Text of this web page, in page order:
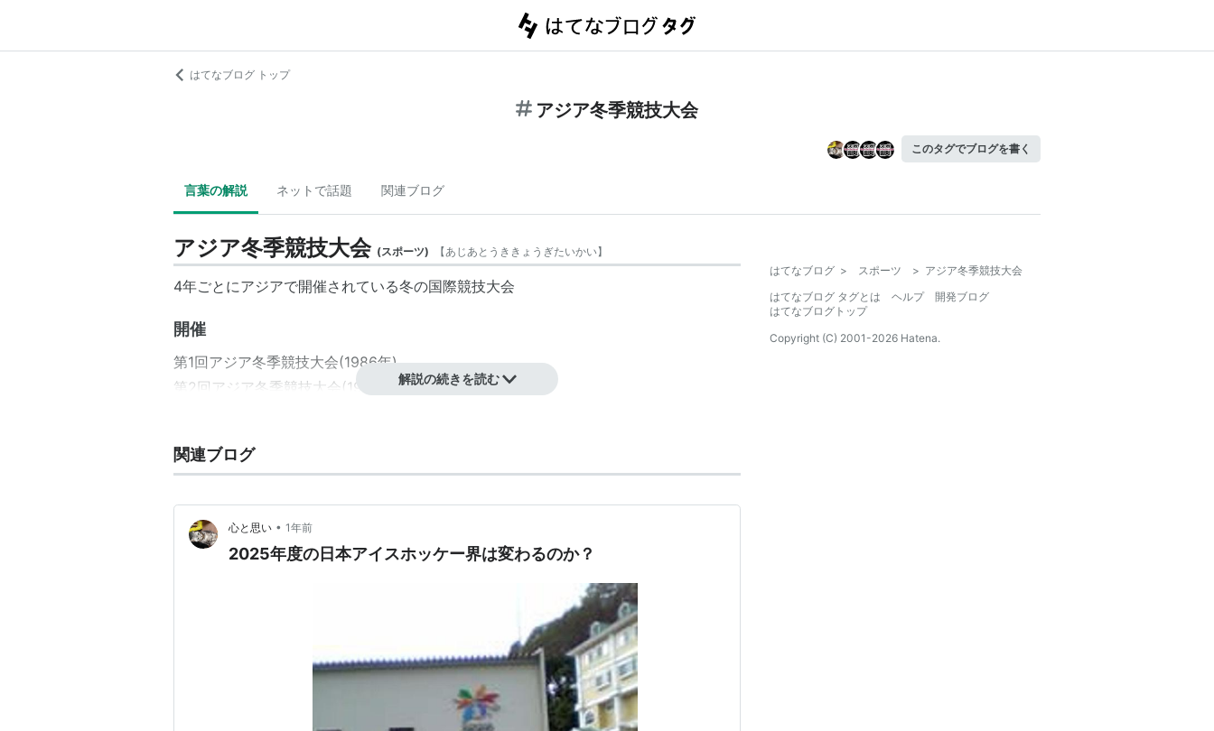
はてなブログ トップ
アジア冬季競技大会
このタグでブログを書く
言葉の解説 ネットで話題 関連ブログ
アジア冬季競技大会 (スポーツ) 【あじあとうききょうぎたいかい】
4年ごとにアジアで開催されている冬の国際競技大会
開催
第1回アジア冬季競技大会(1986年)
第2回アジア冬季競技大会 (1990年)
第5回アジア冬季競技大会
第8回アジア冬季競技大会
解説の続きを読む
関連ブログ
心と思い • 1年前
2025年度の日本アイスホッケー界は変わるのか？
はてなブログ > スポーツ > アジア冬季競技大会
はてなブログ タグとは
ヘルプ
開発ブログ
はてなブログトップ
Copyright (C) 2001-2026 Hatena.